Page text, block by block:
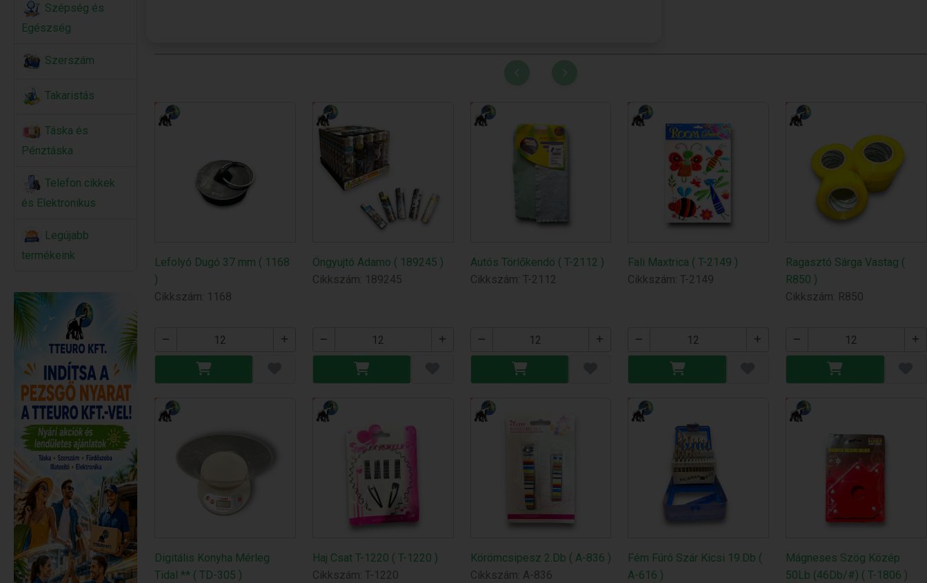
Szépség és
Egészség
Szerszám
Takaristás
Táska és
Pénztáska
Telefon cikkek
és Elektronikus
Legújabb
termékeink
Lefolyó Dugó 37 mm ( 1168
)
Cikkszám: 1168
Öngyujtó Adamo ( 189245 )
Cikkszám: 189245
Autós Törlőkendö ( T-2112 )
Cikkszám: T-2112
Fali Maxtrica ( T-2149 )
Cikkszám: T-2149
Ragasztó Sárga Vastag (
R850 )
Cikkszám: R850
Digitális Konyha Mérleg
Tidal ** ( TD-305 )
Haj Csat T-1220 ( T-1220 )
Cikkszám: T-1220
Körömcsipesz 2.Db ( A-836 )
Cikkszám: A-836
Fém Fúró Szár Kicsi 19.Db (
A-616 )
Mágneses Szög Közép
50Lb (46Db/#) ( T-1806 )